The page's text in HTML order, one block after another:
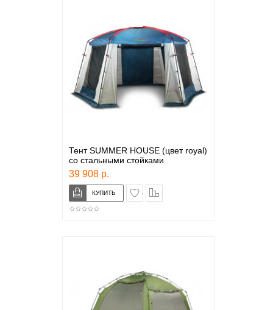
Тент SUMMER HOUSE (цвет royal)
со стальными стойками
39 908 р.
в закладки